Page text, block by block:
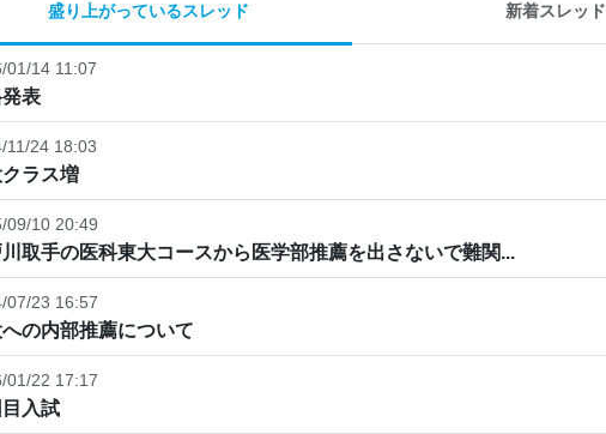
盛り上がっているスレッド 新着スレッド
01/14 11:07
表
11/24 18:03
ラス増
09/10 20:49
取手の医科東大コースから医学部推薦を出さないで難関...
07/23 16:57
への内部推薦について
01/22 17:17
目入試